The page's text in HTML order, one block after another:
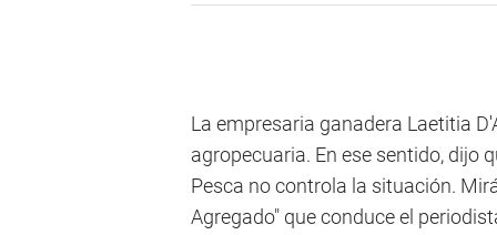
La empresaria ganadera Laetitia
agropecuaria. En ese sentido, dijo
Pesca no controla la situación.
Agregado" que conduce el